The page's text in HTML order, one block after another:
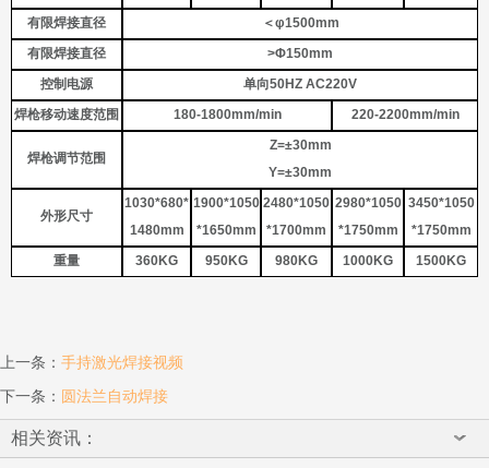
有限焊接直径
＜φ1500mm
有限焊接直径
>Φ150mm
控制电源
单向50HZ AC220V
焊枪移动速度范围
180-1800mm/min 220-2200mm/min
焊枪调节范围
Z=±30mm
Y=±30mm
外形尺寸
1030*680*
1480mm
1900*1050
*1650mm
2480*1050
*1700mm
2980*1050
*1750mm
3450*1050
*1750mm
重量
360KG 950KG 980KG 1000KG 1500KG
上一条 ： 手持激光焊接视频
下一条 ： 圆法兰自动焊接
相关资讯：